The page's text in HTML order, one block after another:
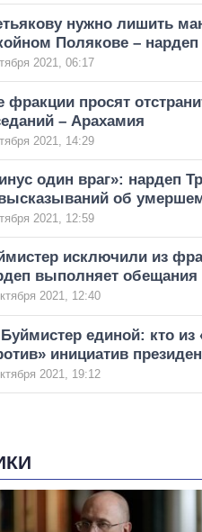
нужно лишить
Полякове – нардеп
2021, 06:17
фракции просят
– Арахамия
2021, 14:29
один враг»: нардеп
об
2021, 12:59
исключили из
выполняет обещания
2021, 12:40
единой: кто из
инициатив
2021, 19:12